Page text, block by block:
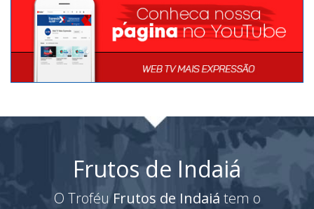
Frutos de Indaiá
O TroféuFrutos de Indaiá tem o